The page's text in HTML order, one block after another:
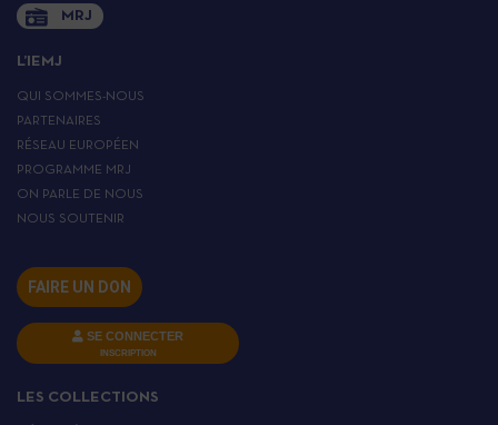
MRJ
L’IEMJ
QUI SOMMES-NOUS
PARTENAIRES
RÉSEAU EUROPÉEN
PROGRAMME MRJ
ON PARLE DE NOUS
NOUS SOUTENIR
FAIRE UN DON
SE CONNECTER
INSCRIPTION
LES COLLECTIONS